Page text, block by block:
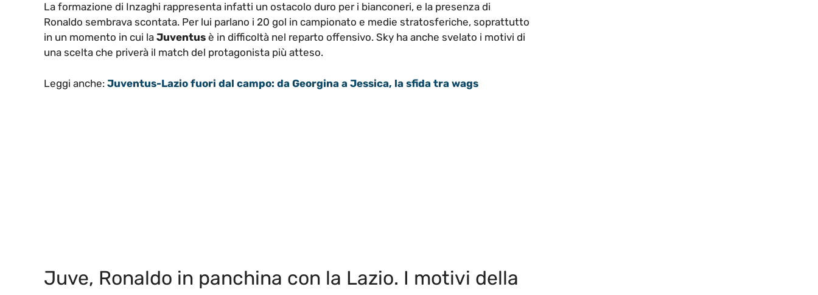
La formazione di Inzaghi rappresenta infatti un ostacolo duro per i bianconeri, e la presenza di
Ronaldo sembrava scontata. Per lui parlano i 20 gol in campionato e medie stratosferiche, soprattutto
in un momento in cui la Juventus è in difficoltà nel reparto offensivo. Sky ha anche svelato i motivi di
una scelta che priverà il match del protagonista più atteso.
Leggi anche: Juventus-Lazio fuori dal campo: da Georgina a Jessica, la sfida tra wags
Juve, Ronaldo in panchina con la Lazio. I motivi della